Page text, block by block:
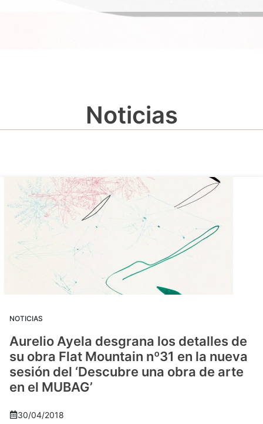
Noticias
NOTICIAS
Aurelio Ayela desgrana los detalles de
su obra Flat Mountain nº31 en la nueva
sesión del ‘Descubre una obra de arte
en el MUBAG’
30/04/2018